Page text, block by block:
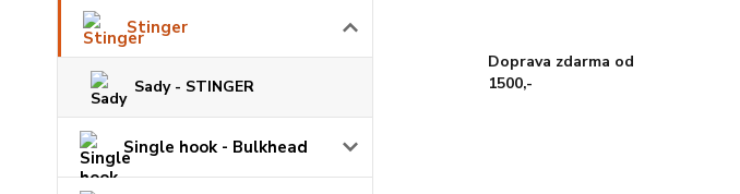
Stinger
Sady - STINGER
Single hook - Bulkhead
Doprava zdarma od
1500,-